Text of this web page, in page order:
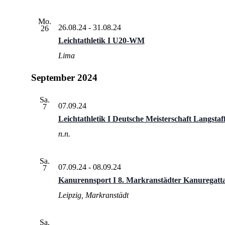
Mo.
26
Leichtathletik I U20-WM
26.08.24- 31.08.24
Lima
September 2024
Sa.
7
Leichtathletik I Deutsche Meisterschaft
07.09.24
n.n.
Sa.
7
Kanurennsport I 8. Markranstädter
07.09.24- 08.09.24
Leipzig, Markranstädt
Sa.